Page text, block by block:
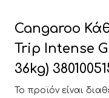
Cangaroo
Trip Intense
36kg)
Το προϊόν είναι